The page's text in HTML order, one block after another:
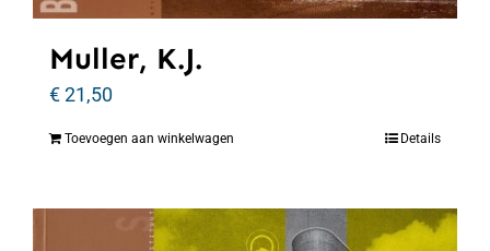
Muller, K.J.
€21,50
Toevoegen aan winkelwagen Details